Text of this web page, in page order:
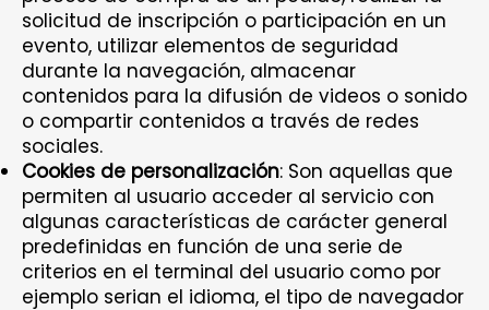
solicitud de inscripción o participación en un
evento, utilizar elementos de seguridad
durante la navegación, almacenar
contenidos para la difusión de videos o sonido
o compartir contenidos a través de redes
sociales.
Cookies de personalización: Son aquellas que
permiten al usuario acceder al servicio con
algunas características de carácter general
predefinidas en función de una serie de
criterios en el terminal del usuario como por
ejemplo serian el idioma, el tipo de navegador